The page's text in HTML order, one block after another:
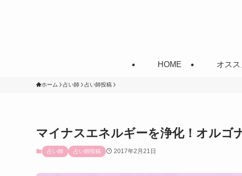
HOME オス
ホーム 占い師 占い師投稿
マイナスエネルギーを浄化！オルゴ
占い師 占い師投稿 2017年2月21日